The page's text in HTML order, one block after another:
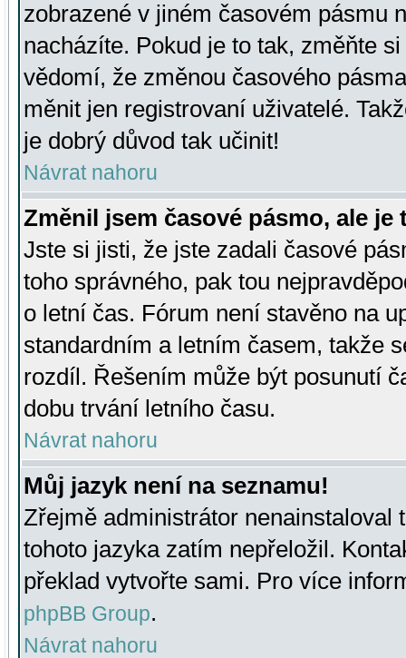
zobrazené v jiném časovém pásmu
nacházíte. Pokud je to tak, změňte
vědomí, že změnou časového
měnit jen registrovaní uživatelé.
je dobrý důvod tak učinit!
Návrat nahoru
Změnil jsem časové pásmo, ale je
Jste si jisti, že jste zadali časové
toho správného, pak tou
o letní čas. Fórum není stavěno na
standardním a letním časem, takže
rozdíl. Řešením může být posunutí
dobu trvání letního času.
Návrat nahoru
Můj jazyk není na seznamu!
Zřejmě administrátor nenainstaloval
tohoto jazyka zatím nepřeložil.
překlad vytvořte sami. Pro více
phpBB Group.
Návrat nahoru